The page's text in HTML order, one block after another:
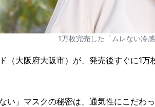
1万枚完売した「ムレない冷感
（大阪府大阪市）が、発売後すぐに1
い」マスクの秘密は、通気性にこだわ